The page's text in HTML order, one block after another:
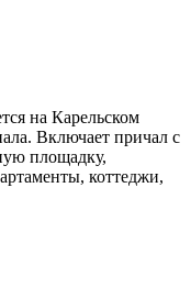
на Карельском
Включает причал с
площадку,
коттеджи,